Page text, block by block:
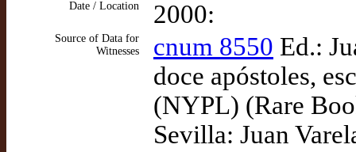
Date / Location 2000:
Source of Data for
Witnesses
cnum 8550 Ed.:
doce apóstoles,
(NYPL) (Rare
Sevilla: Juan